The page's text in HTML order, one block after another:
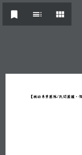
【補助專業團隊/ 民間團體、個